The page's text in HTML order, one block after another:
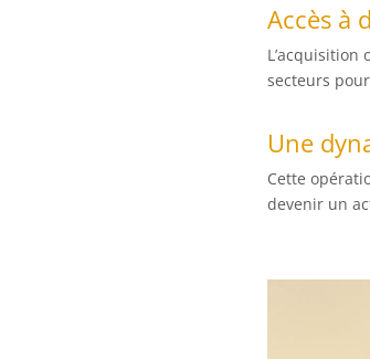
Accès à
L’acquisition
secteurs
Une
Cette
devenir un